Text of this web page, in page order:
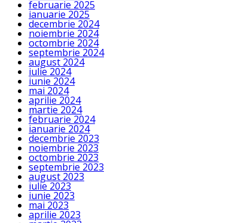
februarie 2025
ianuarie 2025
decembrie 2024
noiembrie 2024
octombrie 2024
septembrie 2024
august 2024
iulie 2024
iunie 2024
mai 2024
aprilie 2024
martie 2024
februarie 2024
ianuarie 2024
decembrie 2023
noiembrie 2023
octombrie 2023
septembrie 2023
august 2023
iulie 2023
iunie 2023
mai 2023
aprilie 2023